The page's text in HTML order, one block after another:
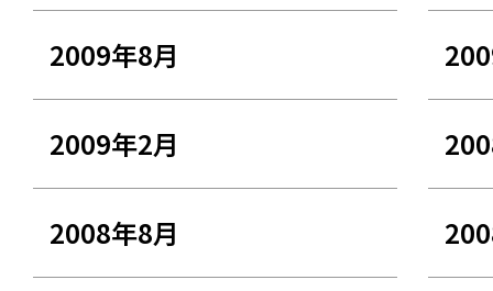
2009年8月
2009年2月
2008年8月